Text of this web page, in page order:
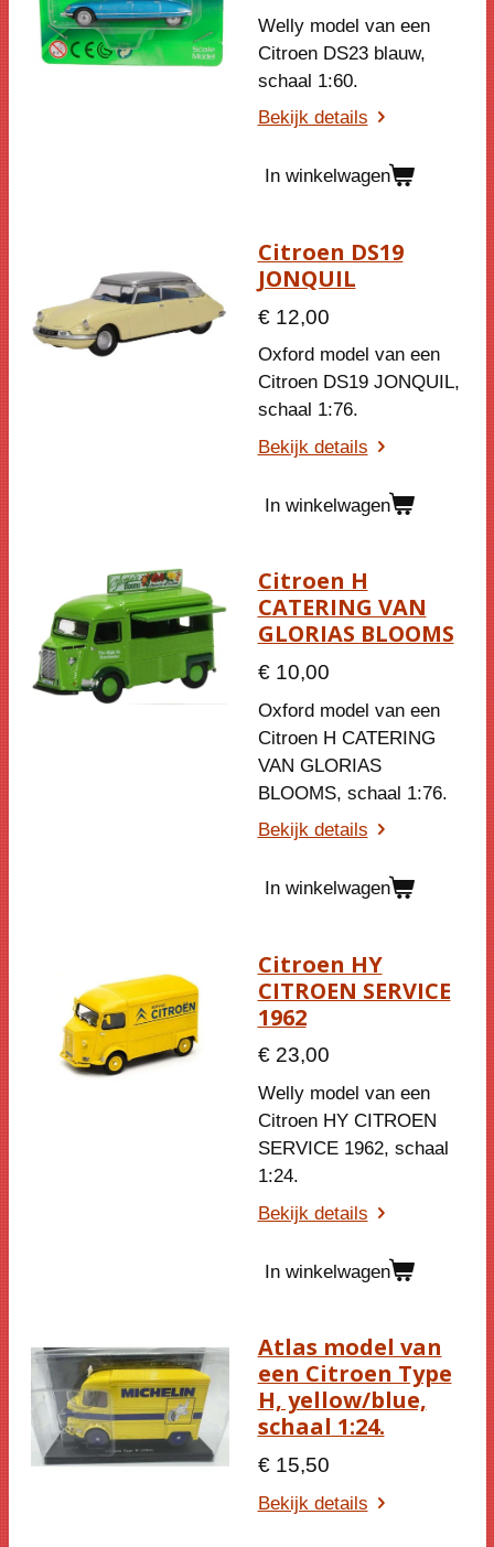
Welly model van een
Citroen DS23 blauw,
schaal 1:60.
Bekijk details
In winkelwagen
Citroen DS19
JONQUIL
€ 12,00
Oxford model van een
Citroen DS19 JONQUIL,
schaal 1:76.
Bekijk details
In winkelwagen
Citroen H
CATERING VAN
GLORIAS BLOOMS
€ 10,00
Oxford model van een
Citroen H CATERING
VAN GLORIAS
BLOOMS, schaal 1:76.
Bekijk details
In winkelwagen
Citroen HY
CITROEN SERVICE
1962
€ 23,00
Welly model van een
Citroen HY CITROEN
SERVICE 1962, schaal
1:24.
Bekijk details
In winkelwagen
Atlas model van
een Citroen Type
H, yellow/blue,
schaal 1:24.
€ 15,50
Bekijk details